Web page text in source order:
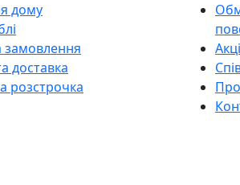
дому
замовлення
доставка
розстрочка